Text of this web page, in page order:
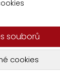
souborů
cookies